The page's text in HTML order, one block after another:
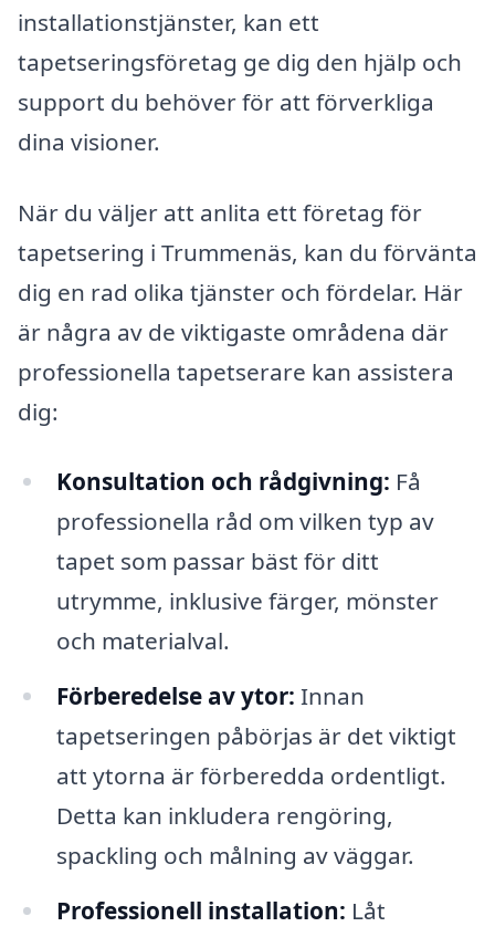
installationstjänster, kan ett
tapetseringsföretag ge dig den hjälp och
support du behöver för att förverkliga
dina visioner.
När du väljer att anlita ett företag för
tapetsering i Trummenäs, kan du förvänta
dig en rad olika tjänster och fördelar. Här
är några av de viktigaste områdena där
professionella tapetserare kan assistera
dig:
Konsultation och rådgivning: Få
professionella råd om vilken typ av
tapet som passar bäst för ditt
utrymme, inklusive färger, mönster
och materialval.
Förberedelse av ytor: Innan
tapetseringen påbörjas är det viktigt
att ytorna är förberedda ordentligt.
Detta kan inkludera rengöring,
spackling och målning av väggar.
Professionell installation: Låt